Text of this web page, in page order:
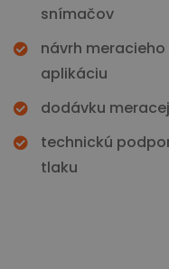
snímačov
návrh
aplikáciu
dodávku
technickú
tlaku